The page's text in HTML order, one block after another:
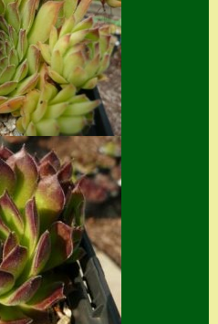
Semps die ich
suche
Semps von A – Z
Shop
Suche
Sue Thomas
Translator
Versand
Versand von
Semps